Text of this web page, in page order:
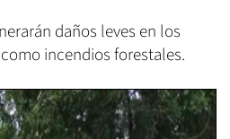
daños leves en los
incendios forestales.